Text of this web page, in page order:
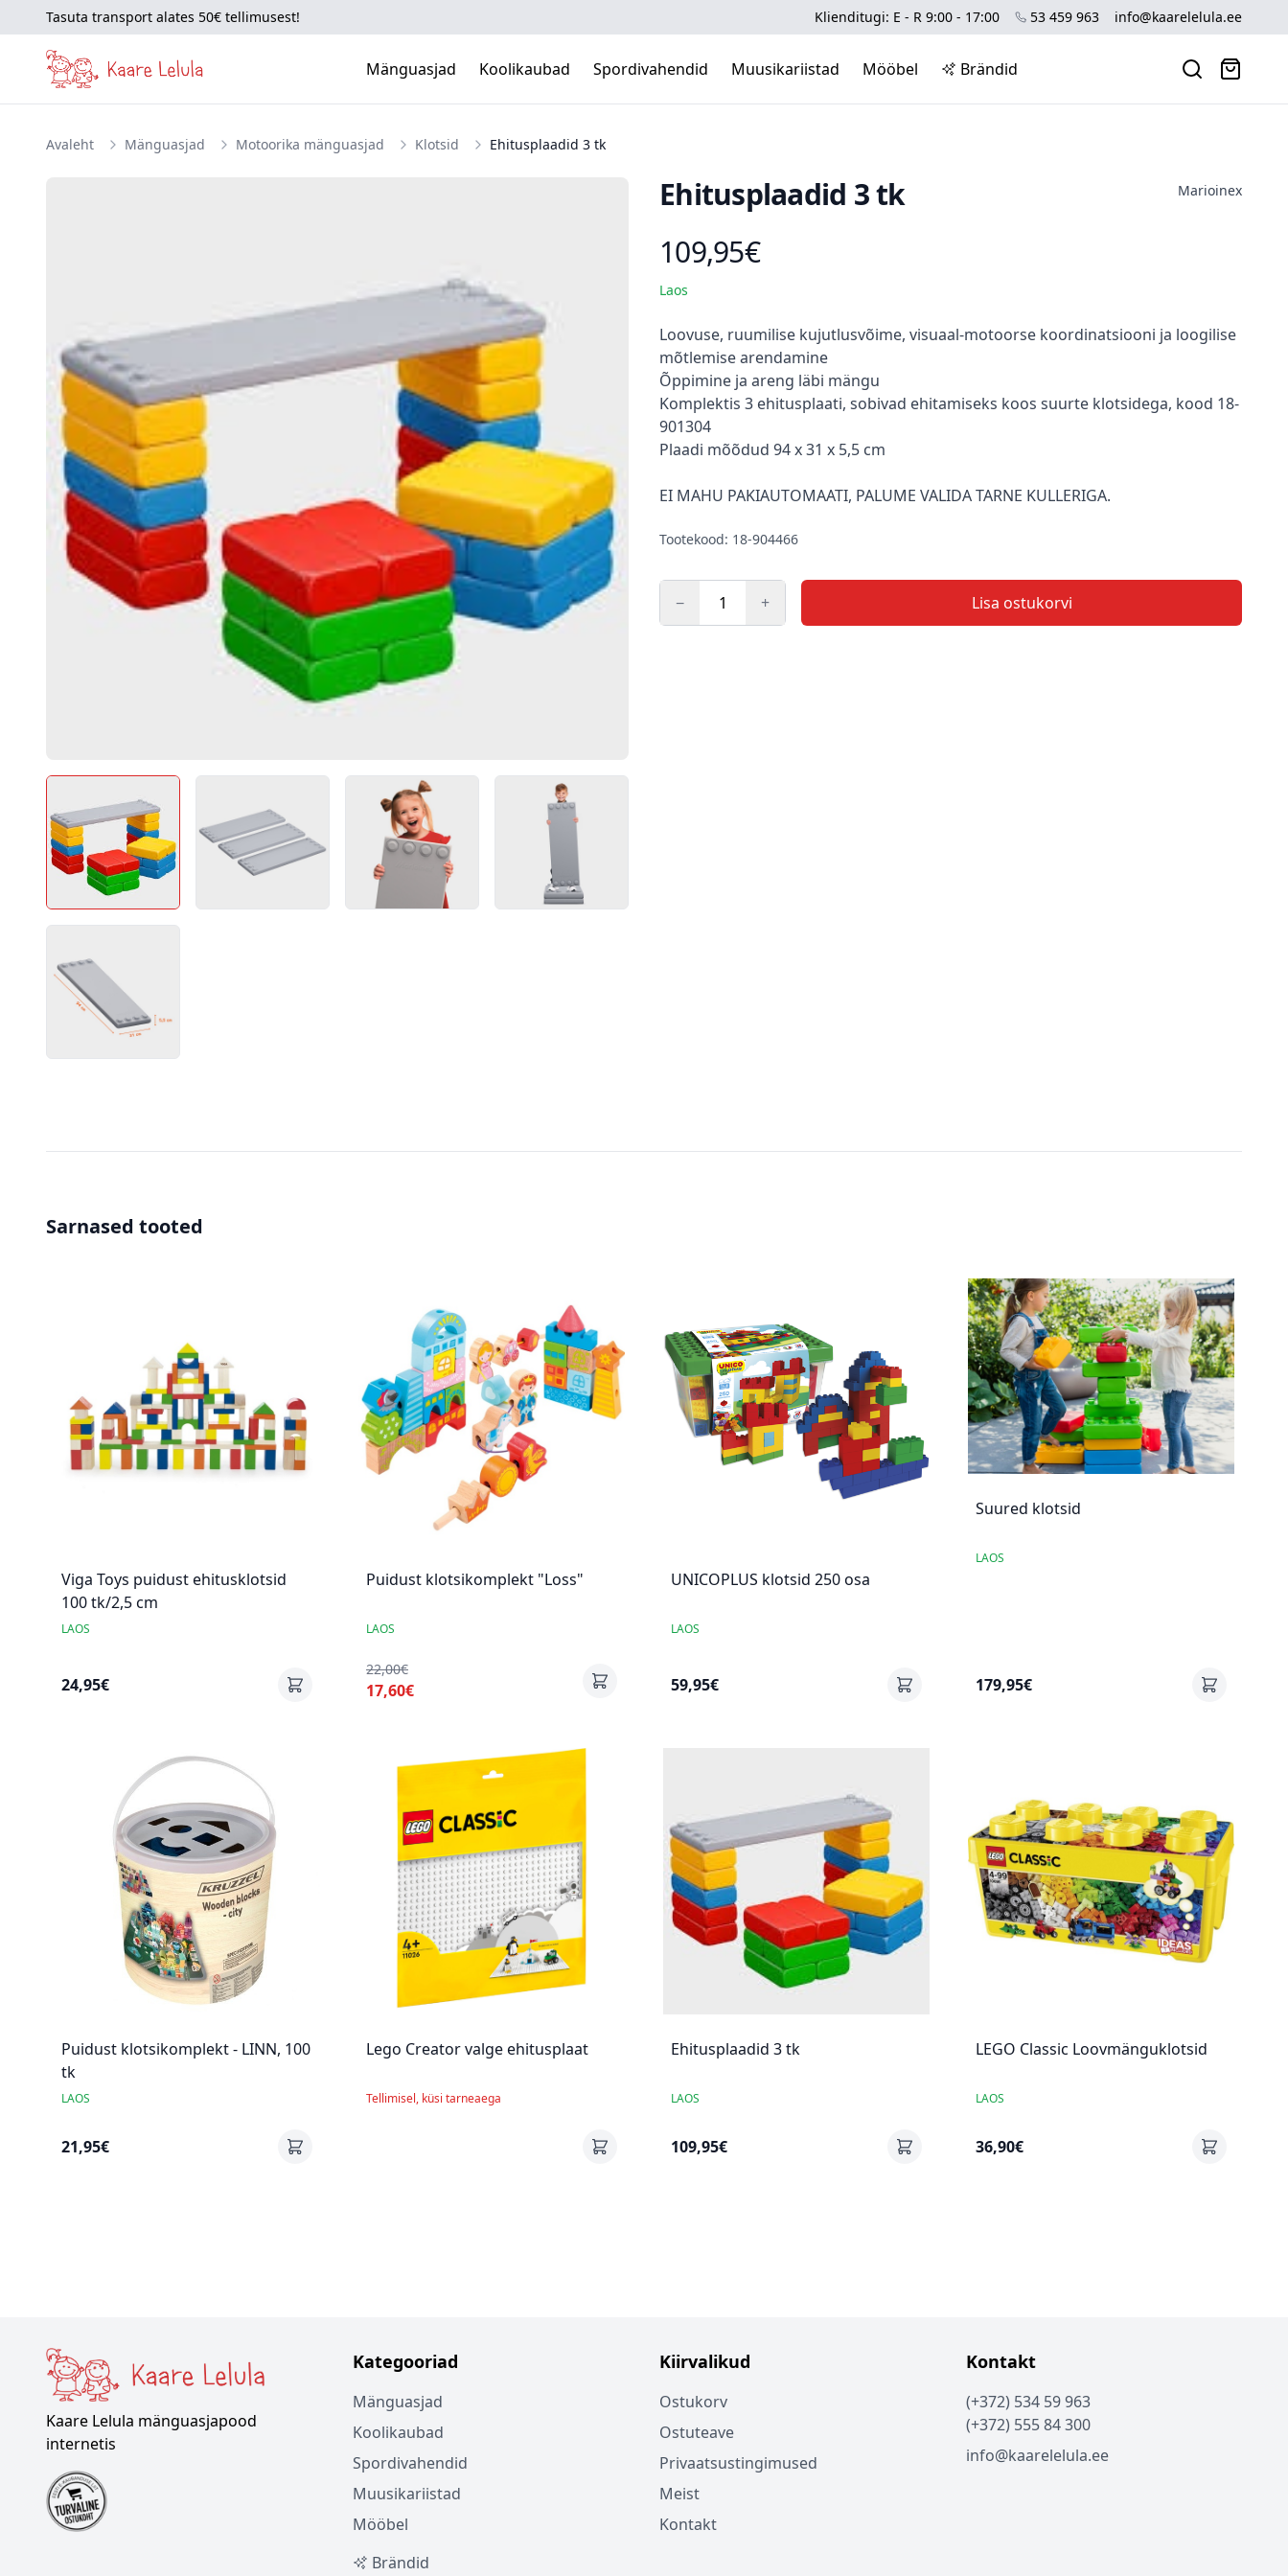
Tasuta transport alates 50€ tellimusest! Klienditugi: E - R 9:00 - 17:00 53 459 963 info@kaarelelula.ee
Mänguasjad Koolikaubad Spordivahendid Muusikariistad Mööbel Brändid
Avaleht Mänguasjad Motoorika mänguasjad Klotsid Ehitusplaadid 3 tk
Ehitusplaadid 3 tk Marioinex
Toote hind
109,95€
Laos
Kirjeldus
Loovuse, ruumilise kujutlusvõime, visuaal-motoorse koordinatsiooni ja loogilise
mõtlemise arendamine
Õppimine ja areng läbi mängu
Komplektis 3 ehitusplaati, sobivad ehitamiseks koos suurte klotsidega, kood 18-
901304
Plaadi mõõdud 94 x 31 x 5,5 cm
EI MAHU PAKIAUTOMAATI, PALUME VALIDA TARNE KULLERIGA.
Tootekood: 18-904466
− + Lisa ostukorvi
Sarnased tooted
Viga Toys puidust ehitusklotsid
100 tk/2,5 cm
LAOS
24,95€
Puidust klotsikomplekt "Loss"
LAOS
22,00€
17,60€
UNICOPLUS klotsid 250 osa
LAOS
59,95€
Suured klotsid
LAOS
179,95€
Puidust klotsikomplekt - LINN, 100
tk
LAOS
21,95€
Lego Creator valge ehitusplaat
Tellimisel, küsi tarneaega
Ehitusplaadid 3 tk
LAOS
109,95€
LEGO Classic Loovmänguklotsid
LAOS
36,90€
Kaare Lelula mänguasjapood
internetis
Kategooriad
Mänguasjad
Koolikaubad
Spordivahendid
Muusikariistad
Mööbel
Brändid
Kiirvalikud
Ostukorv
Ostuteave
Privaatsustingimused
Meist
Kontakt
Kontakt
(+372) 534 59 963
(+372) 555 84 300
info@kaarelelula.ee